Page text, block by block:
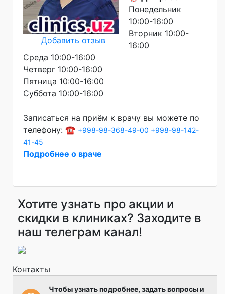
Добавить отзыв
Понедельник
10:00-16:00
Вторник 10:00-
16:00
Среда 10:00-16:00
Четверг 10:00-16:00
Пятница 10:00-16:00
Суббота 10:00-16:00
Записаться на приём к врачу вы можете по
телефону: ☎️ +998-98-368-49-00 +998-98-142-
41-45
Подробнее о враче
Хотите узнать про акции и
скидки в клиниках? Заходите в
наш телеграм канал!
Контакты
Чтобы узнать подробнее, задать вопросы и